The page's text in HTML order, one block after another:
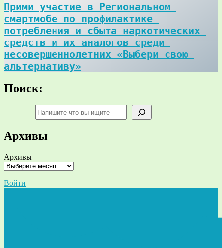
Прими участие в Региональном
смартмобе по профилактике
потребления и сбыта наркотических
средств и их аналогов среди
несовершеннолетних «Выбери свою
альтернативу»
Поиск:
Архивы
Архивы
Войти